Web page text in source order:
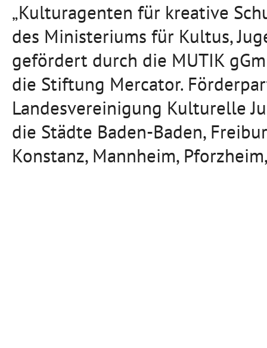
„Kulturagenten für kreative
des Ministeriums für Kultus,
gefördert durch die MUTIK
die Stiftung Mercator.
Landesvereinigung Kulturelle
die Städte Baden-Baden,
Konstanz, Mannheim,